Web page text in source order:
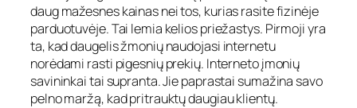
daug mažesnes kainas nei tos, kurias rasite fizinėje
parduotuvėje. Tai lemia kelios priežastys. Pirmoji yra
ta, kad daugelis žmonių naudojasi internetu
norėdami rasti pigesnių prekių. Interneto įmonių
savininkai tai supranta. Jie paprastai sumažina savo
pelno maržą, kad pritrauktų daugiau klientų.